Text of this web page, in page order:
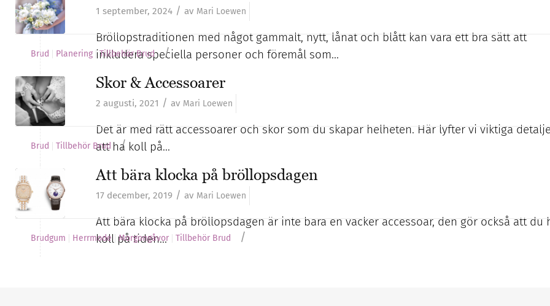
1 september, 2024 / av Mari Loewen
Bröllopstraditionen med något gammalt, nytt, lånat och blått kan vara ett bra sätt att
inkludera speciella personer och föremål som…
Brud Planering Tillbehör Brud /
Skor & Accessoarer
2 augusti, 2021 / av Mari Loewen
Det är med rätt accessoarer och skor som du skapar helheten. Här lyfter vi viktiga
att ha koll på…
Brud Tillbehör Brud /
Att bära klocka på bröllopsdagen
17 december, 2019 / av Mari Loewen
Att bära klocka på bröllopsdagen är inte bara en vacker accessoar, den gör också att du
koll på tiden…
Brudgum Herrmode Morgongåvor Tillbehör Brud /